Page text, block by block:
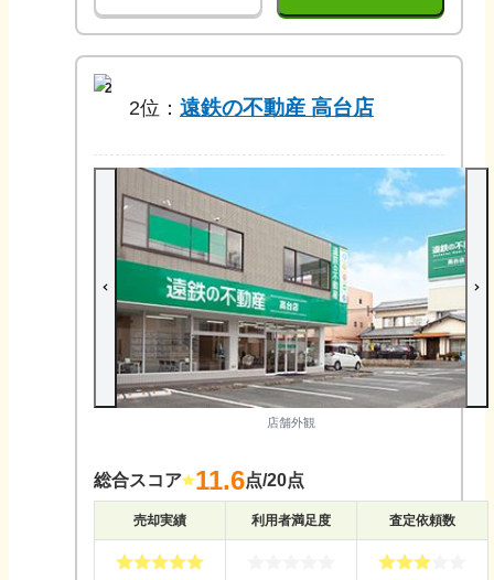
2
2位： 遠鉄の不動産 高台店
店舗外観
総合スコア 11.6点/20点
売却実績 利用者満足度 査定依頼数